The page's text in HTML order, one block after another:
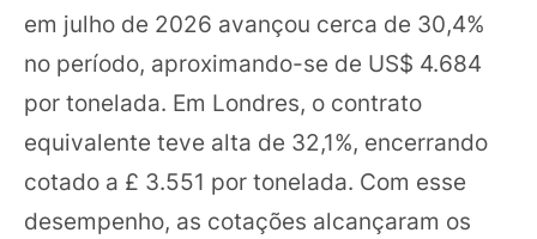
em julho de 2026 avançou cerca de 30,4%
no período, aproximando-se de US$ 4.684
por tonelada. Em Londres, o contrato
equivalente teve alta de 32,1%, encerrando
cotado a £ 3.551 por tonelada. Com esse
desempenho, as cotações alcançaram os